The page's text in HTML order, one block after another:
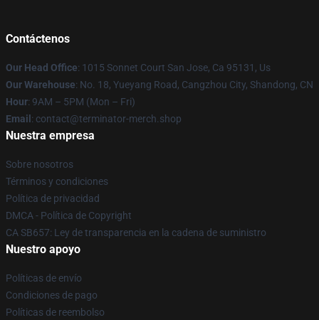
Contáctenos
Our Head Office: 1015 Sonnet Court San Jose, Ca 95131, Us
Our Warehouse: No. 18, Yueyang Road, Cangzhou City, Shandong, CN
Hour: 9AM – 5PM (Mon – Fri)
Email : contact@terminator-merch.shop
Nuestra empresa
Sobre nosotros
Términos y condiciones
Política de privacidad
DMCA - Política de Copyright
CA SB657: Ley de transparencia en la cadena de suministro
Nuestro apoyo
Políticas de envío
Condiciones de pago
Políticas de reembolso